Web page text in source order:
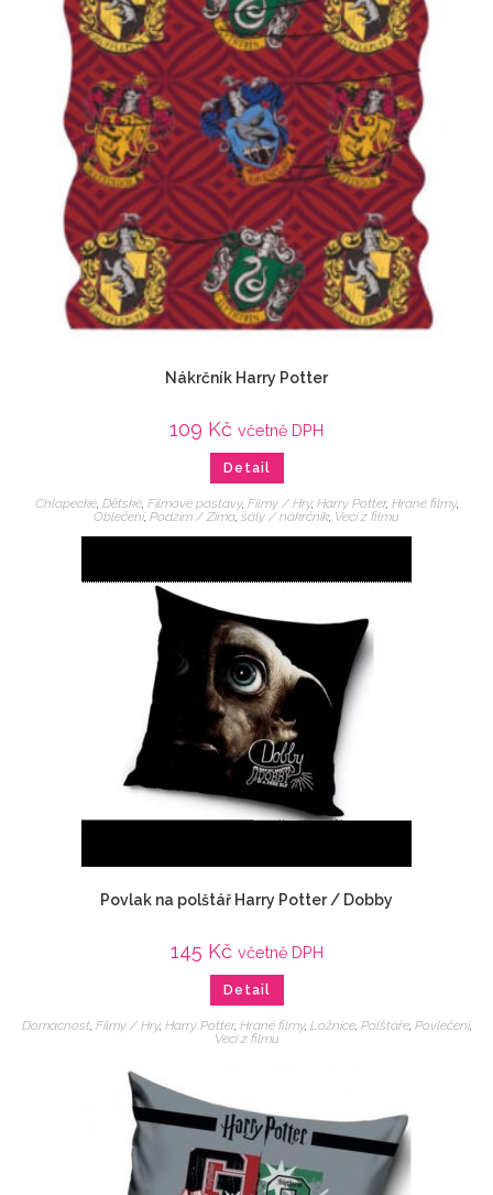
Nákrčník Harry Potter
109 Kč včetně DPH
Detail
Chlapecké, Dětské, Filmové postavy, Filmy / Hry, Harry Potter, Hrané filmy,
Oblečení, Podzim / Zima, šály / nákrčník, Veci z filmu
Povlak na polštář Harry Potter / Dobby
145 Kč včetně DPH
Detail
Domácnost, Filmy / Hry, Harry Potter, Hrané filmy, Ložnice, Polštáře, Povlečení,
Veci z filmu